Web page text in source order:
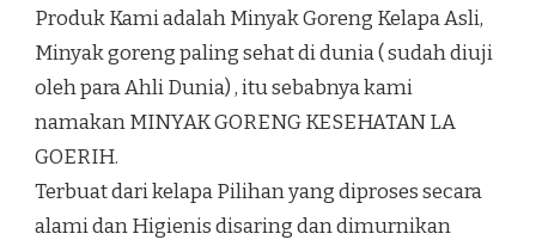
Produk Kami adalah Minyak Goreng Kelapa Asli,
Minyak goreng paling sehat di dunia ( sudah diuji
oleh para Ahli Dunia) , itu sebabnya kami
namakan MINYAK GORENG KESEHATAN LA
GOERIH.
Terbuat dari kelapa Pilihan yang diproses secara
alami dan Higienis disaring dan dimurnikan